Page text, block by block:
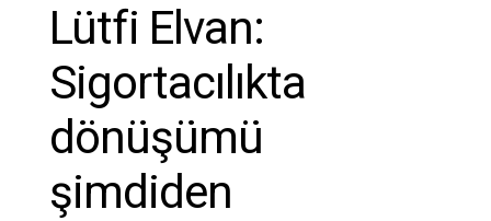
Lütfi Elvan:
Sigortacılıkta
dönüşümü
şimdiden